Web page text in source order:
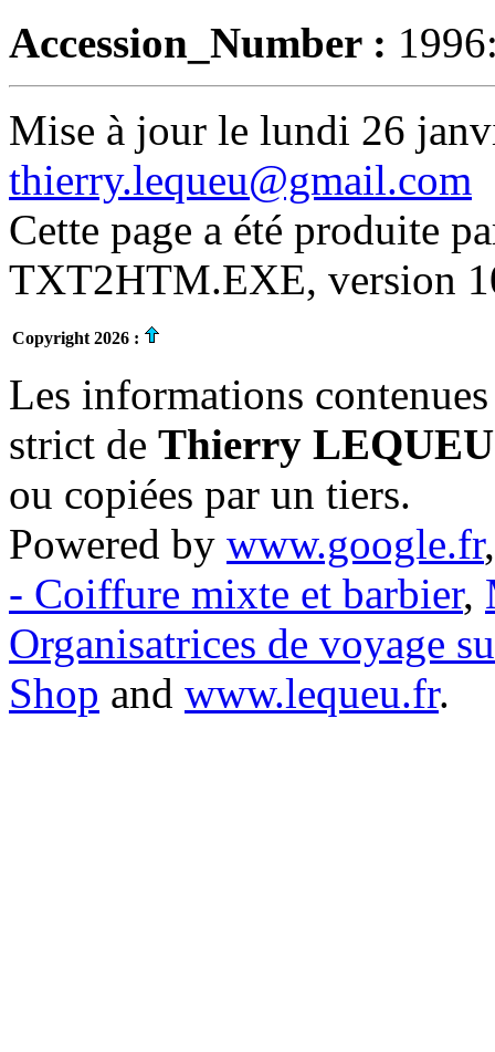
Accession_Number :
Mise à jour le lundi 26
thierry.lequeu@gmail.com
Cette page a été produite
TXT2HTM.EXE, version
Copyright 2026 :
Les informations
strict de Thierry LEQUEU
ou copiées par un tiers.
Powered by www.google.fr
- Coiffure mixte et barbier,
Organisatrices de voyage
Shop and www.lequeu.fr.